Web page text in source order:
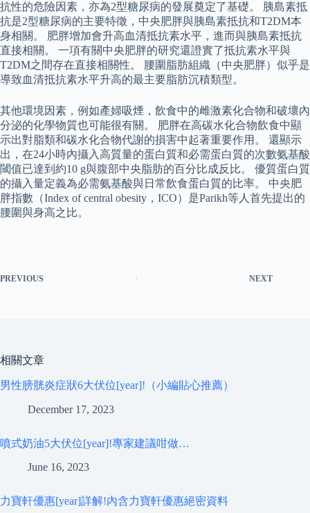
抗性的危險因素，亦為2型糖尿病的發展奠定了基礎。 胰島素抵
抗是2型糖尿病的主要特徵，中央肥胖與胰島素抵抗和T2DM本
身相關。 肥胖增加會升高血清抵抗素水平，進而與胰島素抵抗
直接相關。 一項有關中央肥胖的研究還證實了抵抗素水平與
T2DM之間存在直接相關性。 腰圍脂肪組織（中央肥胖）似乎是
導致血清抵抗素水平升高的最主要脂肪沉積類型。
其他環境因素，例如產婦吸煙，飲食中的雌激素化合物和破壞內
分泌的化學物質也可能很有關。 肥胖在高碳水化合物飲食中顯
示出對脂類和碳水化合物代謝的損害中起著重要作用。 還顯示
出，在24小時內攝入高質量的蛋白質和必需蛋白質的次數氨基酸
閾值已達到約10 g與腹部中央脂肪的百分比成反比。 優質蛋白質
的攝入量定義為必需氨基酸與日常飲食蛋白質的比率。 中央肥
胖指數（Index of central obesity，ICO）是Parikh等人首先提出的
腰圍與身高之比。
PREVIOUS NEXT
相關文章
男性膀胱炎症狀6大伏位[year]!（小編貼心推薦）
December 17, 2023
噴式奶油5大伏位[year]!專家建議咁做…
June 16, 2023
力寶軒優惠[year]詳解!內含力寶軒優惠絕密資料